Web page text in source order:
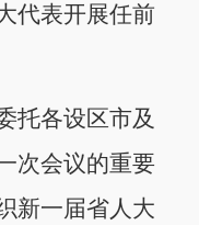
代表开展任前
各设区市及
次会议的重要
新一届省人大